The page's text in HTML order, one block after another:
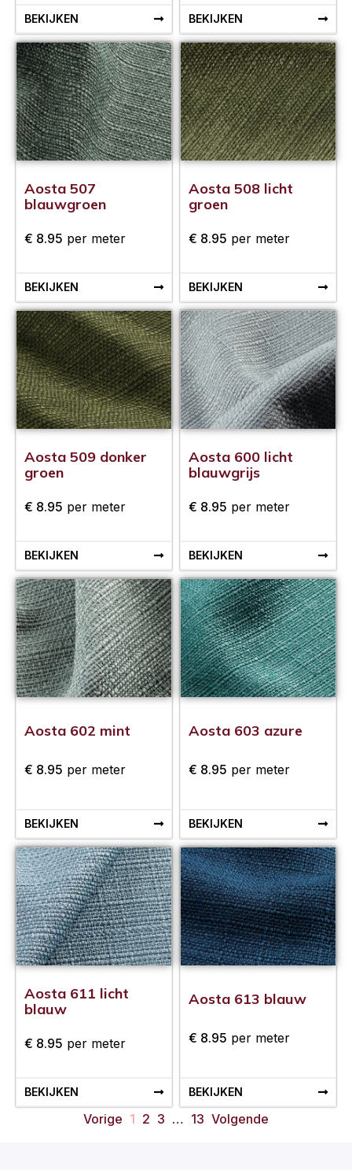
BEKIJKEN BEKIJKEN
Aosta 507
blauwgroen
€ 8.95 per meter
BEKIJKEN
Aosta 508 licht
groen
€ 8.95 per meter
BEKIJKEN
Aosta 509 donker
groen
€ 8.95 per meter
BEKIJKEN
Aosta 600 licht
blauwgrijs
€ 8.95 per meter
BEKIJKEN
Aosta 602 mint
€ 8.95 per meter
BEKIJKEN
Aosta 603 azure
€ 8.95 per meter
BEKIJKEN
Aosta 611 licht
blauw
€ 8.95 per meter
BEKIJKEN
Aosta 613 blauw
€ 8.95 per meter
BEKIJKEN
Vorige 1 2 3 … 13 Volgende